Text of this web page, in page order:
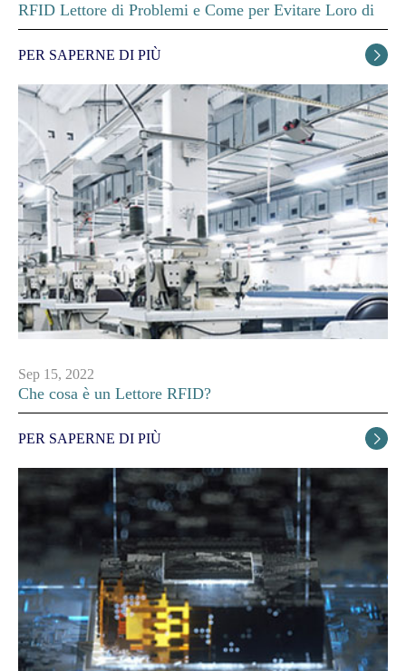
RFID Lettore di Problemi e Come per Evitare Loro di
PER SAPERNE DI PIÙ 
Sep 15, 2022
Che cosa è un Lettore RFID?
PER SAPERNE DI PIÙ 